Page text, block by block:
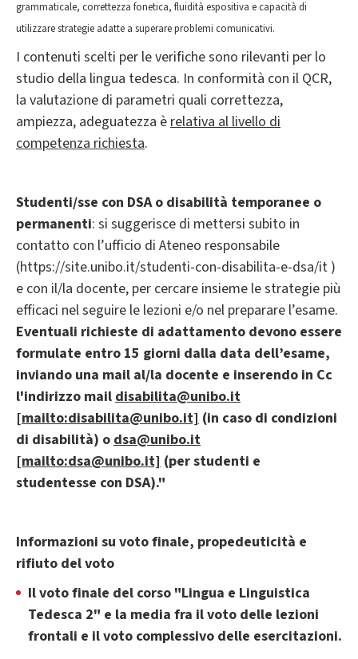
grammaticale, correttezza fonetica, fluidità espositiva e capacità di
utilizzare strategie adatte a superare problemi comunicativi.
I contenuti scelti per le verifiche sono rilevanti per lo
studio della lingua tedesca. In conformità con il QCR,
la valutazione di parametri quali correttezza,
ampiezza, adeguatezza èrelativa al livello di
competenza richiesta.
Studenti/sse con DSA o disabilità temporanee o
permanenti: si suggerisce di mettersi subito in
contatto con l’ufficio di Ateneo responsabile
(https://site.unibo.it/studenti-con-disabilita-e-dsa/it )
e con il/la docente, per cercare insieme le strategie più
efficaci nel seguire le lezioni e/o nel preparare l’esame.
Eventuali richieste di adattamento devono essere
formulate entro 15 giorni dalla data dell’esame,
inviando una mail al/la docente e inserendo in Cc
l'indirizzo maildisabilita@unibo.it
[mailto:disabilita@unibo.it] (in caso di condizioni
di disabilità) odsa@unibo.it
[mailto:dsa@unibo.it] (per studenti e
studentesse con DSA)."
Informazioni su voto finale, propedeuticità e
rifiuto del voto
Il voto finale del corso "Lingua e Linguistica
Tedesca 2" e la media fra il voto delle lezioni
frontali e il voto complessivo delle esercitazioni.